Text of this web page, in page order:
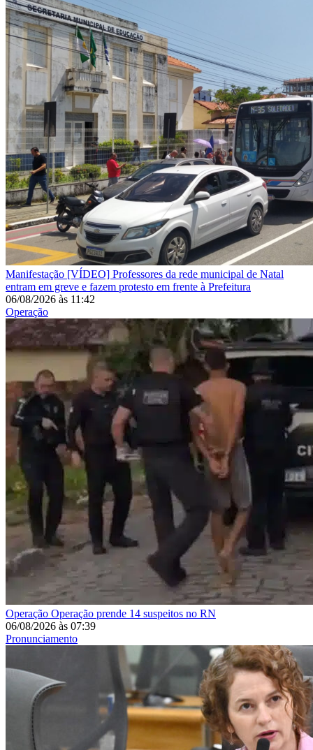
Manifestação [VÍDEO] Professores da rede municipal de Natal
entram em greve e fazem protesto em frente à Prefeitura
06/08/2026 às 11:42
Operação
Operação Operação prende 14 suspeitos no RN
06/08/2026 às 07:39
Pronunciamento